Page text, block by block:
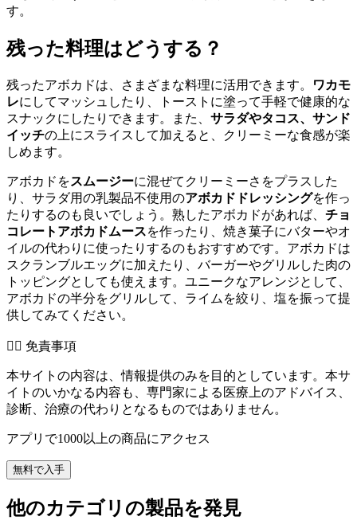
す。
残った料理はどうする？
残ったアボカドは、さまざまな料理に活用できます。
ワカモ
レにしてマッシュしたり、トーストに塗って手軽で健康的な
スナックにしたりできます。また、 サラダやタコス、サンド
イッチの上にスライスして加えると、クリーミーな食感が楽
しめます。
アボカドをスムージーに混ぜてクリーミーさをプラスした
り、サラダ用の乳製品不使用のアボカドドレッシングを作っ
たりするのも良いでしょう。熟したアボカドがあれば、 チョ
コレートアボカドムースを作ったり、焼き菓子にバターやオ
イルの代わりに使ったりするのもおすすめです。アボカドは
スクランブルエッグに加えたり、バーガーやグリルした肉の
トッピングとしても使えます。ユニークなアレンジとして、
アボカドの半分をグリルして、ライムを絞り、塩を振って提
供してみてください。
👨‍⚕️️ 免責事項
本サイトの内容は、情報提供のみを目的としています。本サ
イトのいかなる内容も、専門家による医療上のアドバイス、
診断、治療の代わりとなるものではありません。
アプリで1000以上の商品にアクセス
無料で入手
他のカテゴリの製品を発見